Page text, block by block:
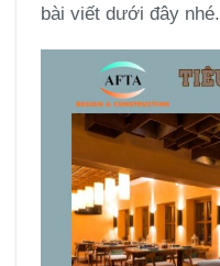
bài viết dưới đây nhé.